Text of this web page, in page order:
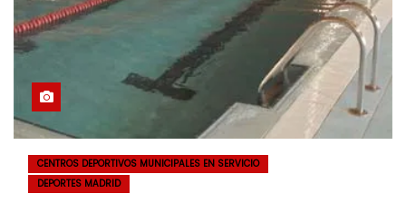
CENTROS DEPORTIVOS MUNICIPALES EN SERVICIO
DEPORTES MADRID